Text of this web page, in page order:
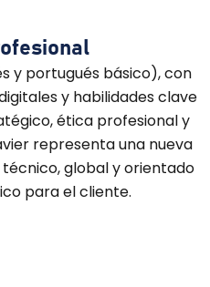
y portugués básico), con
y habilidades clave
ética profesional y
representa una nueva
global y orientado
para el cliente.